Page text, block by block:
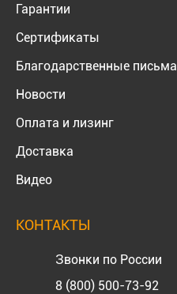
Гарантии
Сертификаты
Благодарственные письма
Новости
Оплата и лизинг
Доставка
Видео
КОНТАКТЫ
Звонки по России
8 (800) 500-73-92